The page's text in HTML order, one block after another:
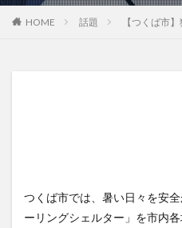
HOME 話題 【つくば市
つくば市では、暑い日々を安
ーリングシェルター」を市内